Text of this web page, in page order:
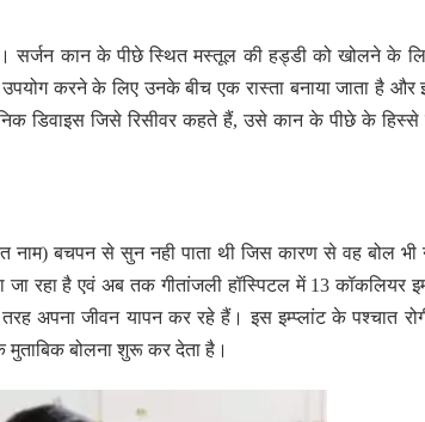
सर्जन कान के पीछे स्थित मस्तूल की हड्डी को खोलने के
करने के लिए उनके बीच एक रास्ता बनाया जाता है और
डिवाइस जिसे रिसीवर कहते हैं, उसे कान के पीछे के
नाम) बचपन से सुन नही पाता थी जिस कारण से वह बोल
रहा है एवं अब तक गीतांजली हॉस्पिटल में 13 कॉकलियर
अपना जीवन यापन कर रहे हैं। इस इम्प्लांट के पश्चात
मुताबिक बोलना शुरू कर देता है।